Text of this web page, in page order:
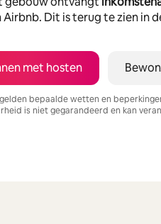
Airbnb. Dit is terug te zien in
met hosten
bepaalde wetten en
is niet gegarandeerd en kan